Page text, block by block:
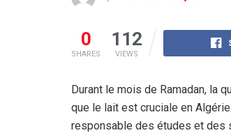
0
SHARES
112
VIEWS
Durant le mois de Ramadan, la
que le lait est cruciale en
responsable des études et des